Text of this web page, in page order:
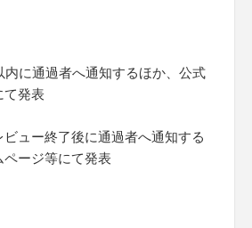
内に通過者へ通知するほか、公式
て発表
ュー終了後に通過者へ通知する
ージ等にて発表